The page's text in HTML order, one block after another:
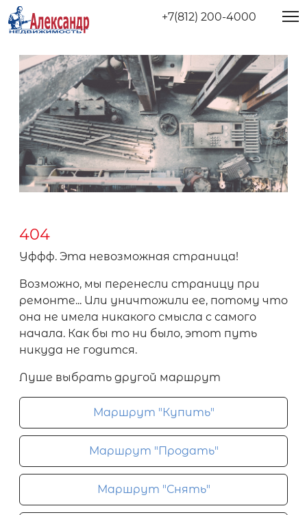
+7(812) 200-4000
404
Уффф. Эта невозможная страница!
Возможно, мы перенесли страницу при
ремонте... Или уничтожили ее, потому что
она не имела никакого смысла с самого
начала. Как бы то ни было, этот путь
никуда не годится.
Луше выбрать другой маршрут
Маршрут "Купить"
Маршрут "Продать"
Маршрут "Снять"